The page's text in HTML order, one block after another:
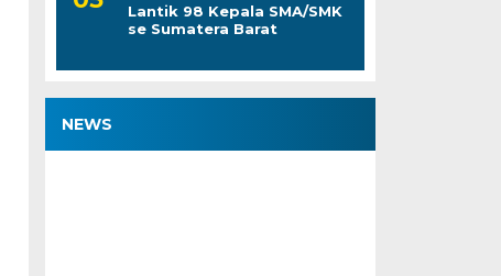
Lantik 98 Kepala SMA/SMK
se Sumatera Barat
NEWS